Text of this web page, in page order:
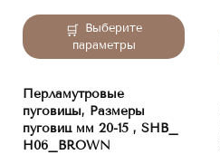
Выберите
параметры
Этот
товар
имеет
вариаций.
Опции
можно
Перламутровые
пуговицы, Размеры
пуговиц мм 20-15 , SHB_
H06_BROWN